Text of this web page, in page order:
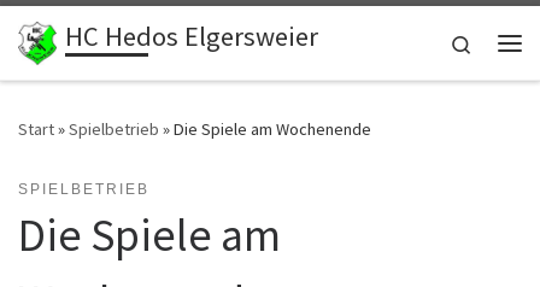
Zum Inhalt springen
HC Hedos Elgersweier
Search
Start»Spielbetrieb »Die Spiele am Wochenende
SPIELBETRIEB
Die Spiele am